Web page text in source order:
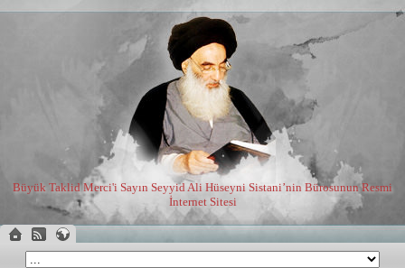
Büyük Taklid Merci'i Sayın Seyyid Ali Hüseyni Sistani’nin Bürosunun Resmi
İnternet Sitesi